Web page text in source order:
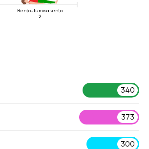
Rentoutumisasento
2
340
373
300